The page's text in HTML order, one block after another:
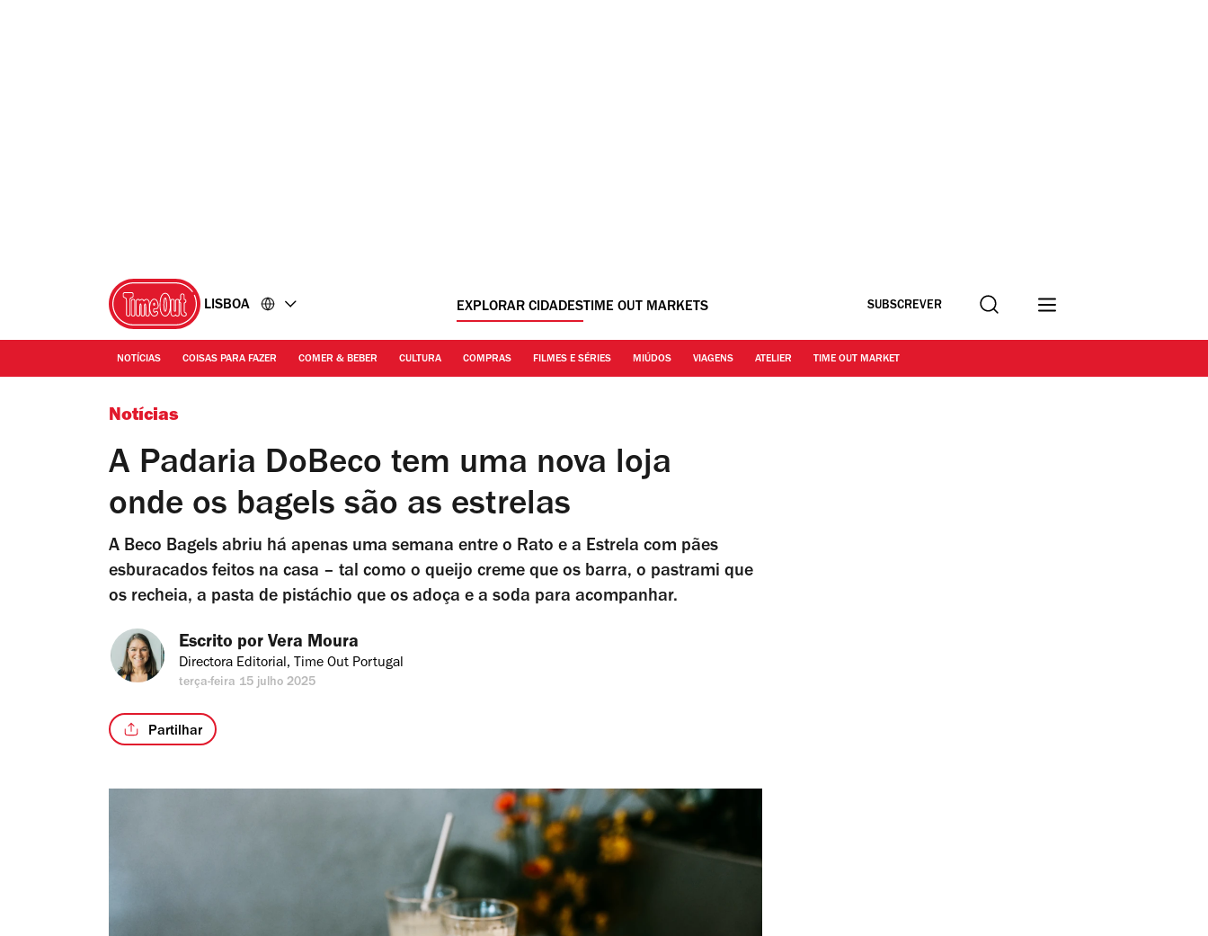
LISBOA EXPLORAR CIDADESTIME OUT MARKETS SUBSCREVER Procurar
NOTÍCIAS COISAS PARA FAZER COMER & BEBER CULTURA COMPRAS FILMES E SÉRIES MIÚDOS VIAGENS ATELIER TIME OUT MARKET
Notícias
A Padaria DoBeco tem uma nova loja
onde os bagels são as estrelas
A Beco Bagels abriu há apenas uma semana entre o Rato e a Estrela com pães
esburacados feitos na casa – tal como o queijo creme que os barra, o pastrami que
os recheia, a pasta de pistáchio que os adoça e a soda para acompanhar.
Escrito por Vera Moura
Directora Editorial, Time Out Portugal
terça-feira 15 julho 2025
Partilhar